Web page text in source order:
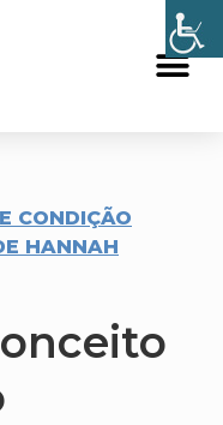
CONDIÇÃO
HANNAH